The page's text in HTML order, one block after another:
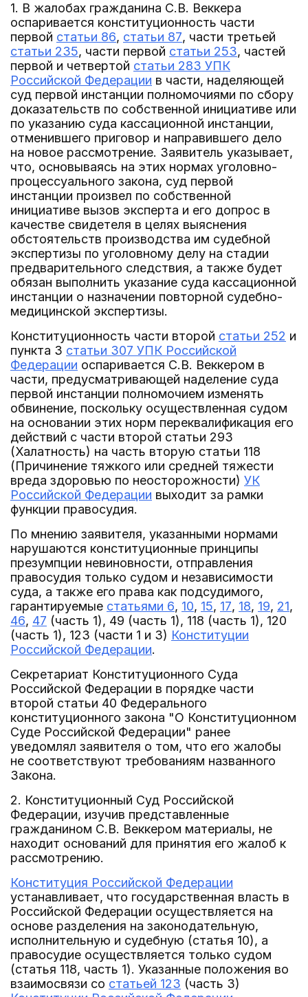
1. В жалобах гражданина С.В. Веккера
оспаривается конституционность части
первой статьи 86, статьи 87, части третьей
статьи 235, части первой статьи 253, частей
первой и четвертой статьи 283 УПК
Российской Федерации в части, наделяющей
суд первой инстанции полномочиями по сбору
доказательств по собственной инициативе или
по указанию суда кассационной инстанции,
отменившего приговор и направившего дело
на новое рассмотрение. Заявитель указывает,
что, основываясь на этих нормах уголовно-
процессуального закона, суд первой
инстанции произвел по собственной
инициативе вызов эксперта и его допрос в
качестве свидетеля в целях выяснения
обстоятельств производства им судебной
экспертизы по уголовному делу на стадии
предварительного следствия, а также будет
обязан выполнить указание суда кассационной
инстанции о назначении повторной судебно-
медицинской экспертизы.
Конституционность части второй статьи 252 и
пункта 3 статьи 307 УПК Российской
Федерации оспаривается С.В. Веккером в
части, предусматривающей наделение суда
первой инстанции полномочием изменять
обвинение, поскольку осуществленная судом
на основании этих норм переквалификация его
действий с части второй статьи 293
(Халатность) на часть вторую статьи 118
(Причинение тяжкого или средней тяжести
вреда здоровью по неосторожности) УК
Российской Федерации выходит за рамки
функции правосудия.
По мнению заявителя, указанными нормами
нарушаются конституционные принципы
презумпции невиновности, отправления
правосудия только судом и независимости
суда, а также его права как подсудимого,
гарантируемые статьями 6, 10, 15, 17, 18, 19, 21,
46, 47 (часть 1), 49 (часть 1), 118 (часть 1), 120
(часть 1), 123 (части 1 и 3) Конституции
Российской Федерации.
Секретариат Конституционного Суда
Российской Федерации в порядке части
второй статьи 40 Федерального
конституционного закона "О Конституционном
Суде Российской Федерации" ранее
уведомлял заявителя о том, что его жалобы
не соответствуют требованиям названного
Закона.
2. Конституционный Суд Российской
Федерации, изучив представленные
гражданином С.В. Веккером материалы, не
находит оснований для принятия его жалоб к
рассмотрению.
Конституция Российской Федерации
устанавливает, что государственная власть в
Российской Федерации осуществляется на
основе разделения на законодательную,
исполнительную и судебную (статья 10), а
правосудие осуществляется только судом
(статья 118, часть 1). Указанные положения во
взаимосвязи со статьей 123 (часть 3)